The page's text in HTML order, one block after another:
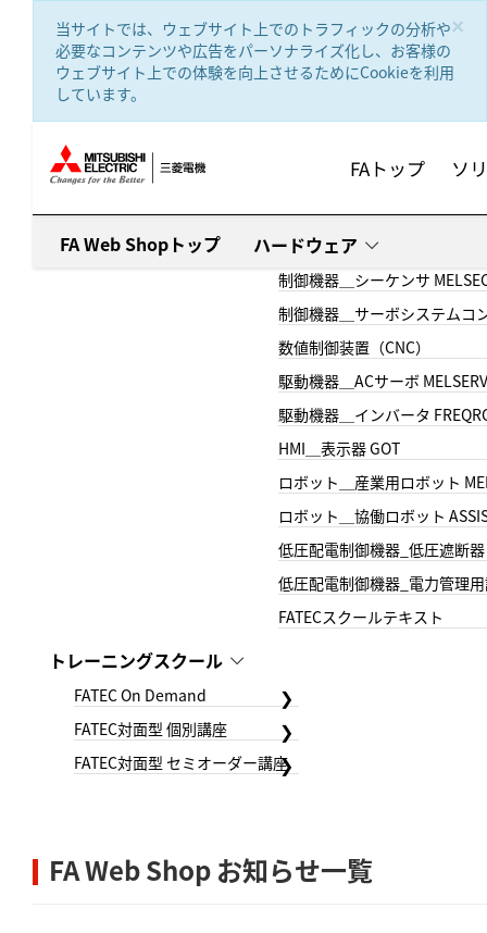
×
当サイトでは、ウェブサイト上でのトラフィックの分析や
必要なコンテンツや広告をパーソナライズ化し、お客様の
ウェブサイト上での体験を向上させるためにCookieを利用
しています。
FAトップ ソ
FA Web Shopトップ ハードウェア
制御機器＿シーケンサ
制御機器＿サーボシステムコ
数値制御装置（CNC）
駆動機器＿ACサーボ
駆動機器＿インバータ
HMI＿表示器 GOT
ロボット＿産業用ロボット
ロボット＿協働ロボット
低圧配電制御機器_低圧遮断器
低圧配電制御機器_電力管理
FATECスクールテキスト
トレーニングスクール
FATEC On Demand
FATEC対面型 個別講座
FATEC対面型 セミオーダー講座
FA Web Shop お知らせ⼀覧